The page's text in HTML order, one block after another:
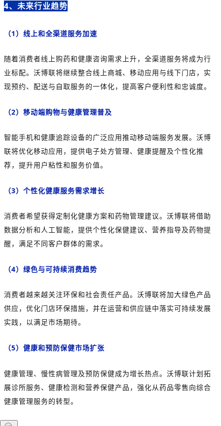
4、未来行业趋势
（1）线上和全渠道服务加速
随着消费者线上购药和健康咨询需求上升，全渠道服务将成为行
业标配。沃博联将继续整合线上商城、移动应用与线下门店，实
现预约、配送与自取服务的一体化，提高客户便利性和忠诚度。
（2）移动端购物与健康管理普及
智能手机和健康追踪设备的广泛应用推动移动端服务发展。沃博
联将优化移动应用，提供电子处方管理、健康提醒及个性化推
荐，提升用户粘性和服务价值。
（3）个性化健康服务需求增长
消费者希望获得定制化健康方案和药物管理建议。沃博联将借助
数据分析和人工智能，提供个性化保健建议、营养指导及药物提
醒，满足不同客户群体的需求。
（4）绿色与可持续消费趋势
消费者越来越关注环保和社会责任产品。沃博联将加大绿色产品
供应，优化门店环保措施，并在运营和供应链中落实可持续发展
实践，以满足市场期待。
（5）健康和预防保健市场扩张
健康管理、慢性病管理及预防保健成为增长热点。沃博联计划拓
展诊所服务、健康检测和营养保健产品，强化从药品零售向综合
健康管理服务的转型。